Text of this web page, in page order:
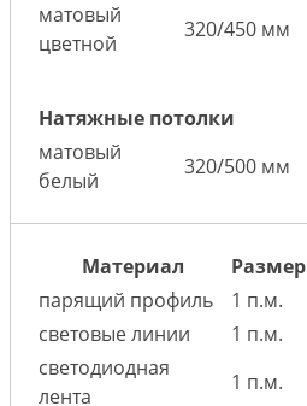
матовый
цветной
320/450 мм
Натяжные потолки
матовый
белый
320/500 мм
Материал Размер
парящий профиль
1 п.м.
световые линии
1 п.м.
светодиодная
лента
1 п.м.